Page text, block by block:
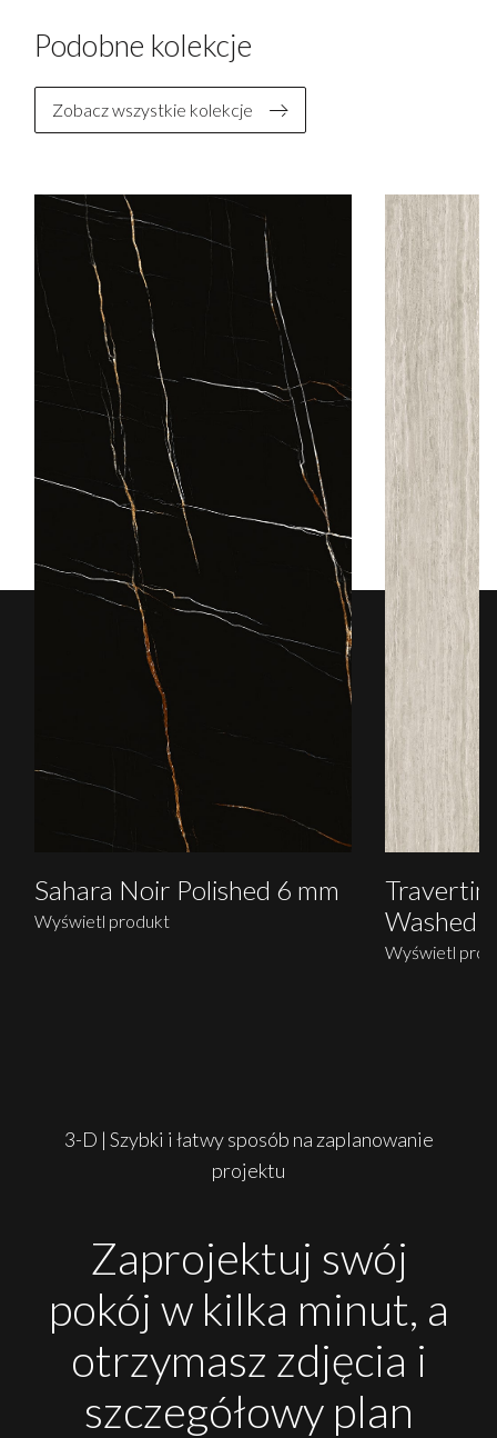
Podobne kolekcje
Zobacz wszystkie kolekcje
Sahara Noir Polished 6 mm
Wyświetl produkt
Washed
Wyświetl
3-D | Szybki i łatwy sposób na zaplanowanie
projektu
Zaprojektuj swój
pokój w kilka minut, a
otrzymasz zdjęcia i
szczegółowy plan